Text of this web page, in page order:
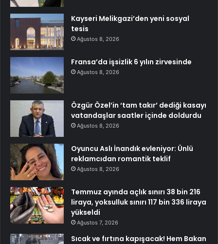
Kayseri Melikgazi’den yeni sosyal
tesis
Ağustos 8, 2026
Fransa’da işsizlik 6 yılın zirvesinde
Ağustos 8, 2026
Özgür Özel’in ‘tam takır’ dediği kasayı
vatandaşlar saatler içinde doldurdu
Ağustos 8, 2026
Oyuncu Aslı İnandık evleniyor: Ünlü
reklamcıdan romantik teklif
Ağustos 8, 2026
Temmuz ayında açlık sınırı 38 bin 216
liraya, yoksulluk sınırı 117 bin 336 liraya
yükseldi
Ağustos 7, 2026
Sıcak ve fırtına kapışacak! Hem Bakan